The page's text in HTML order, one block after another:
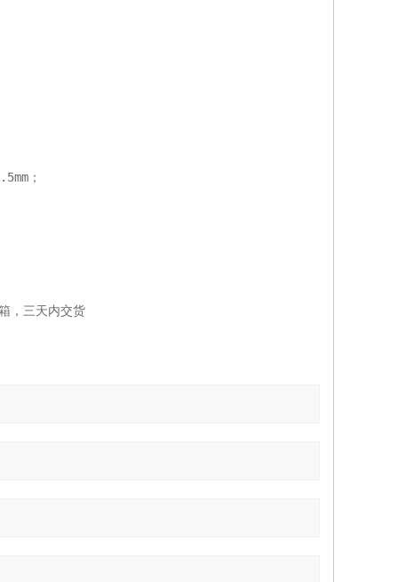
；
，三天内交货